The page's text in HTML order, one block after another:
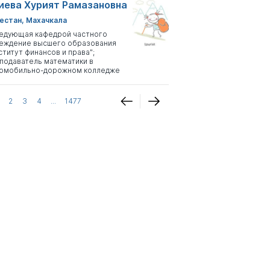
Хурият Рамазановна
Махачкала
кафедрой частного
высшего образования
финансов и права";
математики в
дорожном колледже
2 3 4 ... 1477